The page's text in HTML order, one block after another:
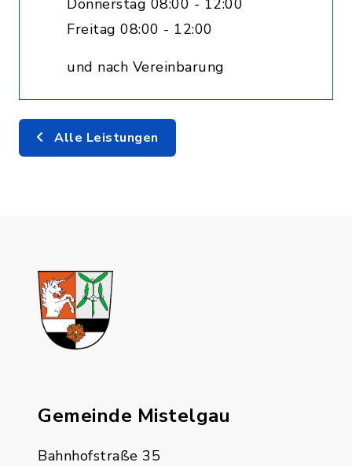
Donnerstag 08:00 - 12:00
Freitag 08:00 - 12:00
und nach Vereinbarung
Alle Leistungen
Gemeinde Mistelgau
Bahnhofstraße 35